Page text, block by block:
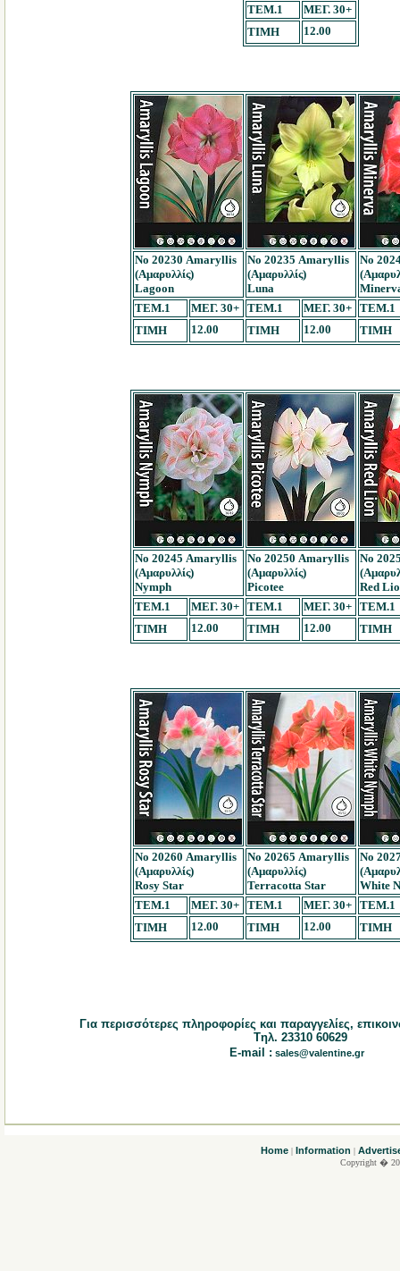
TEM.1
ΜΕΓ. 30+
ΤΙΜΗ
12.00
Νο 20230 Amaryllis
(Αμαρυλλίς)
Lagoon
Νο 20235 Amaryllis
(Αμαρυλλίς)
Luna
Νο
TEM.1
ΜΕΓ. 30+ TEM.1 ΜΕΓ. 30+
TEM.1
ΤΙΜΗ
12.00 ΤΙΜΗ 12.00 ΤΙΜΗ
Νο 20245 Amaryllis
(Αμαρυλλίς)
Nymph
Νο 20250 Amaryllis
(Αμαρυλλίς)
Picotee
Νο
Red
TEM.1
ΜΕΓ. 30+ TEM.1 ΜΕΓ. 30+
TEM.1
ΤΙΜΗ
12.00 ΤΙΜΗ 12.00 ΤΙΜΗ
Νο 20260 Amaryllis
(Αμαρυλλίς)
Rosy Star
Νο 20265 Amaryllis
(Αμαρυλλίς)
Terracotta Star
Νο
White
TEM.1
ΜΕΓ. 30+ TEM.1 ΜΕΓ. 30+
TEM.1
ΤΙΜΗ
12.00 ΤΙΜΗ 12.00 ΤΙΜΗ
Για περισσότερες πληροφορίες και παραγγελίες,
Tηλ. 23310 60629
E-mail : sales@valentine.gr
Home| Information |
Copyright �